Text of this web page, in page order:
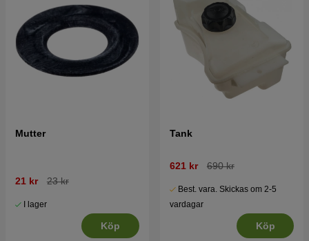
Mutter
21 kr 23 kr
I lager
Köp
Tank
621 kr 690 kr
Best. vara. Skickas om 2-5
vardagar
Köp